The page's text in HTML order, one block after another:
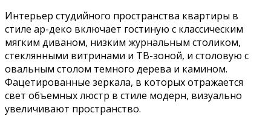
Интерьер студийного пространства квартиры в
стиле ар-деко включает гостиную с классическим
мягким диваном, низким журнальным столиком,
стеклянными витринами и ТВ-зоной, и столовую с
овальным столом темного дерева и камином.
Фацетированные зеркала, в которых отражается
свет объемных люстр в стиле модерн, визуально
увеличивают пространство.